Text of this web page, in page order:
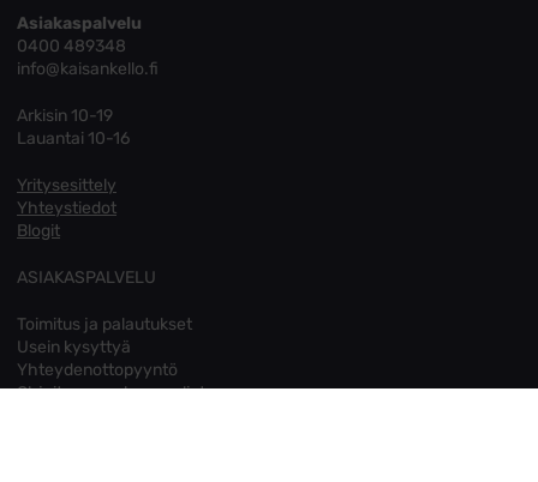
Asiakaspalvelu
0400 489348
info@kaisankello.fi
Arkisin 10-19
Lauantai 10-16
Yritysesittely
Yhteystiedot
Blogit
ASIAKASPALVELU
Toimitus ja palautukset
Usein kysyttyä
Yhteydenottopyyntö
Ohjeita sormuksen valintaan